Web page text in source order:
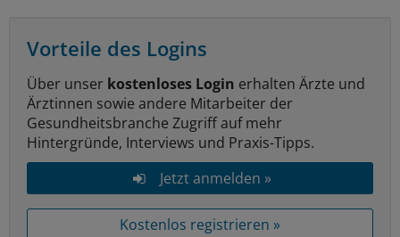
Vorteile des Logins
Über unser kostenloses Login erhalten Ärzte und
Ärztinnen sowie andere Mitarbeiter der
Gesundheitsbranche Zugriff auf mehr
Hintergründe, Interviews und Praxis-Tipps.
Jetzt anmelden »
Kostenlos registrieren »